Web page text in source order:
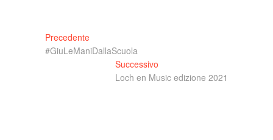
Navigazione
articoli
PrecedenteArticolo
precedente:
#GiuLeManiDallaScuola
Successivo
successivo:
Loch en Music edizione 2021